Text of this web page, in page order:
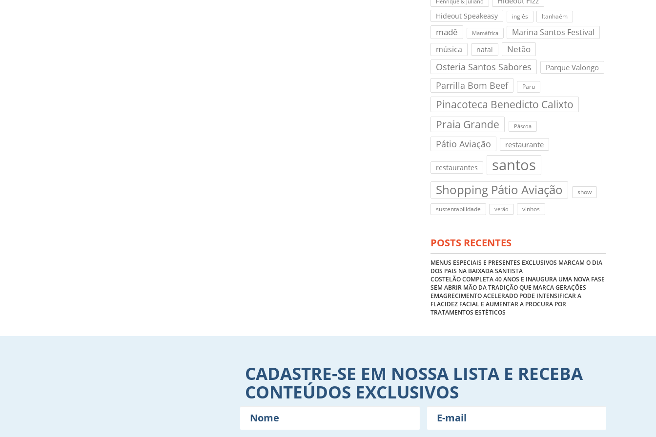
Hideout Speakeasy inglês Itanhaém
madê Mamáfrica
Marina Santos Festival
música
natal Netão
Osteria Santos Sabores Parque Valongo
Parrilla Bom Beef Paru
Pinacoteca Benedicto Calixto
Praia Grande
Páscoa
Pátio Aviação restaurante
restaurantes santos
Shopping Pátio Aviação show
sustentabilidade verão vinhos
POSTS RECENTES
MENUS ESPECIAIS E PRESENTES EXCLUSIVOS MARCAM O DIA
DOS PAIS NA BAIXADA SANTISTA
COSTELÃO COMPLETA 40 ANOS E INAUGURA UMA NOVA FASE
SEM ABRIR MÃO DA TRADIÇÃO QUE MARCA GERAÇÕES
EMAGRECIMENTO ACELERADO PODE INTENSIFICAR A
FLACIDEZ FACIAL E AUMENTAR A PROCURA POR
TRATAMENTOS ESTÉTICOS
CADASTRE-SE EM NOSSA LISTA E RECEBA
CONTEÚDOS EXCLUSIVOS